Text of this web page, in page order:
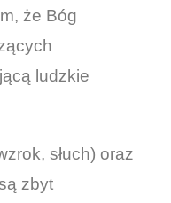
że Bóg
ludzkie
słuch) oraz
zbyt